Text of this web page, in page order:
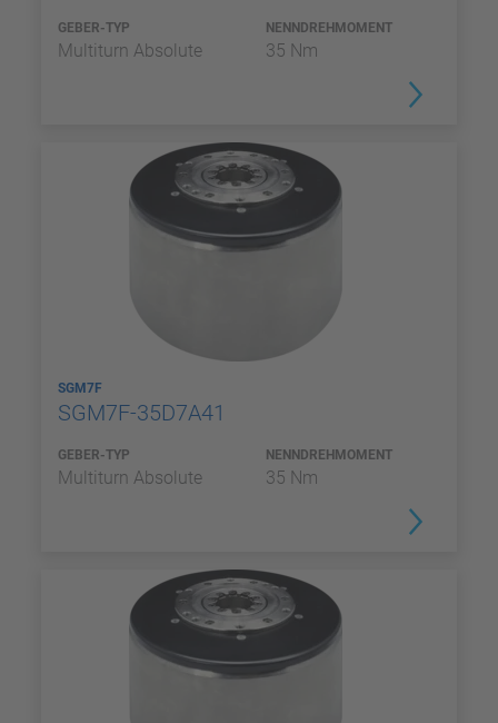
GEBER-TYP
Multiturn Absolute
NENNDREHMOMENT
35 Nm
SGM7F
SGM7F-35D7A41
GEBER-TYP
Multiturn Absolute
NENNDREHMOMENT
35 Nm